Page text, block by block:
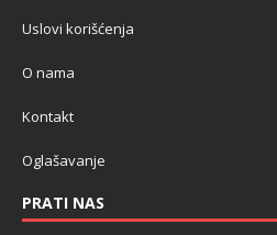
Uslovi korišćenja
O nama
Kontakt
Oglašavanje
PRATI NAS